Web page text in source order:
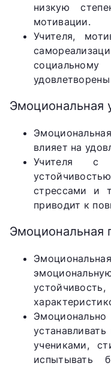
низкую
мотивации.
Учителя,
Эмоциональная
влияет на
Учителя с
стрессами и
приводит к
Эмоциональная
учениками,
испытывать